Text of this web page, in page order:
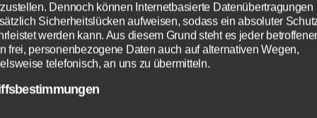
eher der natürlich Typ. Dann gucke am
Kategorie nach. Denn dort bietet
in Naturmaterialien und erdigen
Dennoch können Internetbasierte Datenübertragungen
Sicherheitslücken aufweisen, sodass ein absoluter
werden kann. Aus diesem Grund steht es jeder
frei, personenbezogene Daten auch auf alternativen Wegen,
telefonisch, an uns zu übermitteln.